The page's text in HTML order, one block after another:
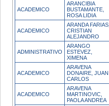
ACADEMICO
ARANCIBIA
BUSTAMANTE,
ROSA LIDIA
ACADEMICO
ARANDA FARIAS,
CRISTIAN
ALEJANDRO
ADMINISTRATIVO
ARANGO
ESTEVEZ,
XIMENA
ACADEMICO
ARAVENA
DONAIRE, JUAN
CARLOS
ACADEMICO
ARAVENA
MARTINOVIC,
PAOLA ANDREA